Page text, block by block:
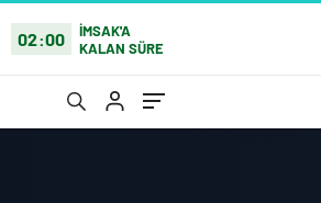
02:00
İMSAK'A
KALAN SÜRE